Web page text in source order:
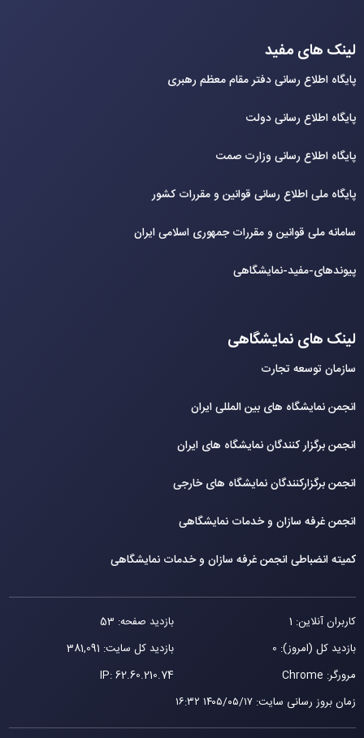
لینک های مفید
پایگاه اطلاع رسانی دفتر مقام معظم رهبری
پایگاه اطلاع رسانی دولت
پایگاه اطلاع رسانی وزارت صمت
پایگاه ملی اطلاع رسانی قوانین و مقررات کشور
سامانه ملی قوانین و مقررات جمهوری اسلامی ایران
پیوندهای-مفید-نمایشگاهی
لینک های نمایشگاهی
سازمان توسعه تجارت
انجمن نمایشگاه های بین المللی ایران
انجمن برگزار کنندگان نمایشگاه های ایران
انجمن برگزارکنندگان نمایشگاه های خارجی
انجمن غرفه سازان و خدمات نمایشگاهی
کمیته انضباطی انجمن غرفه سازان و خدمات نمایشگاهی
کاربران آنلاین: 1
بازدید صفحه: 53
بازدید کل (امروز): 0
بازدید کل سایت: 381,091
مرورگر: Chrome
IP:62.60.210.74
زمان بروز رسانی سایت:۱۴۰۵/۰۵/۱۷ ۱۶:۳۲